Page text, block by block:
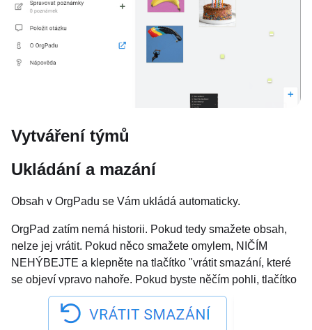
Vytváření týmů
Ukládání a mazání
Obsah v OrgPadu se Vám ukládá automaticky.
OrgPad zatím nemá historii. Pokud tedy smažete obsah,
nelze jej vrátit. Pokud něco smažete omylem, NIČÍM
NEHÝBEJTE a klepněte na tlačítko "vrátit smazání, které
se objeví vpravo nahoře. Pokud byste něčím pohli, tlačítko